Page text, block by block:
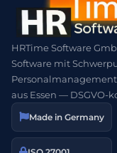
HRTime Software
Software mit
aus Essen — DSGVO-
Made in Germany